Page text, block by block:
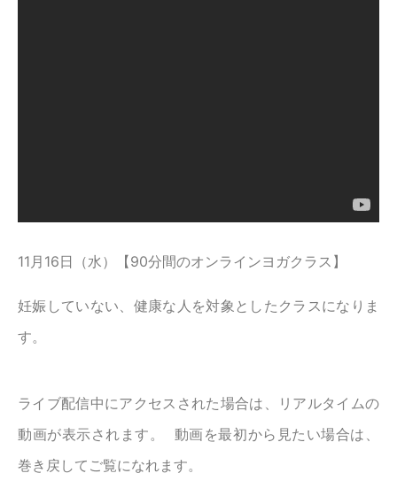
11月16日（水）【90分間のオンラインヨガクラス】
妊娠していない、健康な人を対象としたクラスになりま
す。
ライブ配信中にアクセスされた場合は、リアルタイムの
動画が表示されます。 動画を最初から見たい場合は、
巻き戻してご覧になれます。